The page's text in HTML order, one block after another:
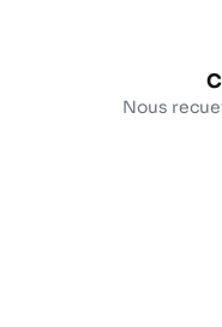
Nous